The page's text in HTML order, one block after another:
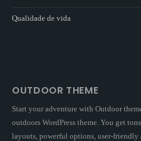
Qualidade de vida
OUTDOOR THEME
Start your adventure with Outdoor
outdoors WordPress theme. You get
layouts, powerful options, user-friendly